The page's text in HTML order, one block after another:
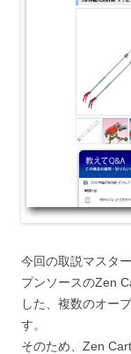
今回の取説マスタ
プンソースのZen
した、複数のオー
す。
そのため、Zen